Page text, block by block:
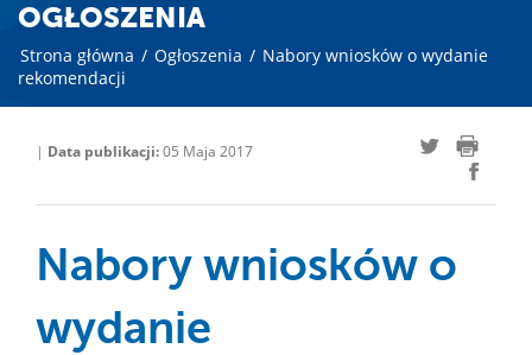
OGŁOSZENIA
Strona główna / Ogłoszenia / Nabory wniosków o wydanie
rekomendacji
| Data publikacji:05 Maja 2017
Nabory wniosków o
wydanie